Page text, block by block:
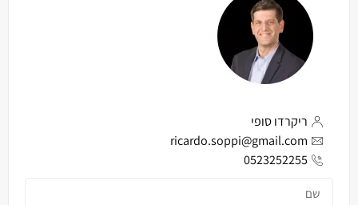
ריקרדו סופי
ricardo.soppi@gmail.com
0523252255